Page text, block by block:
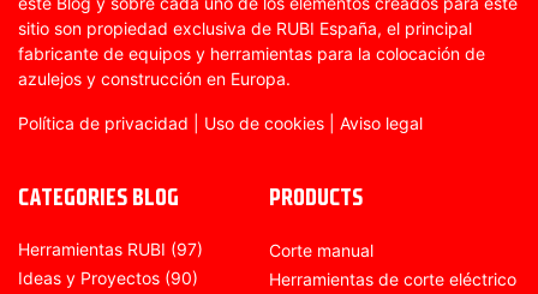
sitio son propiedad exclusiva de RUBI España, el principal
fabricante de equipos y herramientas para la colocación de
azulejos y construcción en Europa.
Política de privacidad Uso de cookies Aviso legal
CATEGORIES BLOG
Herramientas RUBI (97)
Ideas y Proyectos (90)
PRODUCTS
Corte manual
Herramientas de corte eléctrico